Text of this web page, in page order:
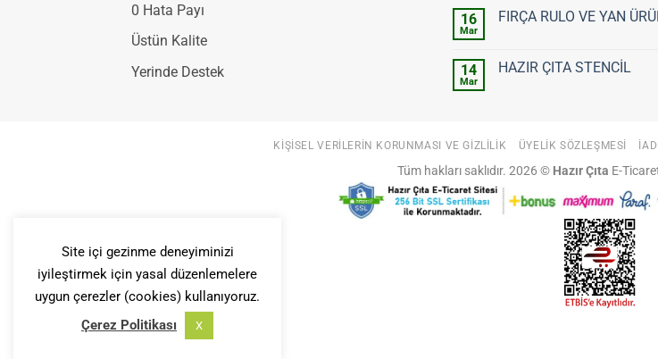
0 Hata Payı
Üstün Kalite
Yerinde Destek
16
Mar
FIRÇA RULO VE YAN
RULO
14
Mar
HAZIR ÇITA STENCİL
KIŞISEL VERILERIN KORUNMASI VE GIZLILIK ÜYELIK SÖZLEŞMESI
Tüm hakları saklıdır. 2026 © Hazır Çıta E-
Site içi gezinme deneyiminizi
iyileştirmek için yasal düzenlemelere
uygun çerezler (cookies) kullanıyoruz.
Çerez Politikası
X